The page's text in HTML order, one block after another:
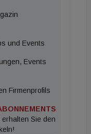
erste Hochschule
„Lean
voraus. In der
mehr,
Ich bin
und Events
Events
Firmenprofils
Sie den